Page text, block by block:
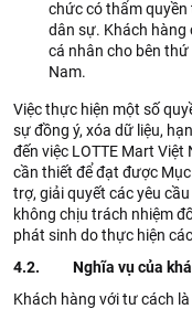
chức có thẩm
dân sự. Khách hàng
cá nhân cho bên thứ
Nam.
Việc thực hiện một số
sự đồng ý, xóa dữ liệu,
đến việc LOTTE Mart
cần thiết để đạt được
trợ, giải quyết các yêu
không chịu trách nhiệm
phát sinh do thực hiện
4.2. Nghĩa vụ của
Khách hàng với tư cách